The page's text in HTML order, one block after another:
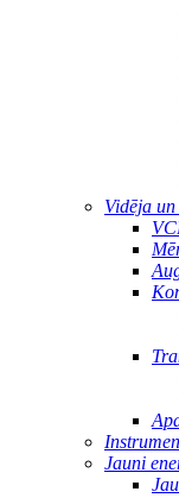
Vidēja
Jauni